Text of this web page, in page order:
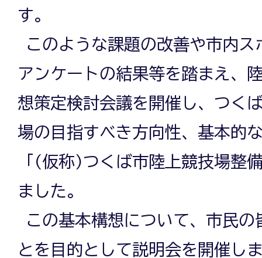
す。
このような課題の改善や市内ス
アンケートの結果等を踏まえ、
想策定検討会議を開催し、つく
場の目指すべき方向性、基本的
「(仮称)つくば市陸上競技場整
ました。
この基本構想について、市民の
とを目的として説明会を開催し